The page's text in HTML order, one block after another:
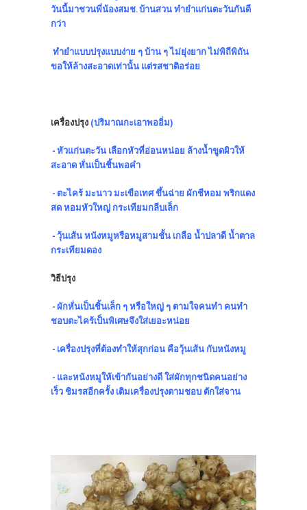
วันนี้มาชวนพี่น้องสมช. บ้านสวน ทำยำแก่นตะวันกันดี
กว่า
ทำยำแบบปรุงแบบง่าย ๆ บ้าน ๆ ไม่ยุ่งยาก ไม่พิถีพิถัน
ขอให้ล้างสะอาดเท่านั้น แต่รสชาติอร่อย
เครื่องปรุง (ปริมาณกะเอาพออิ่ม)
- หัวแก่นตะวัน เลือกหัวที่อ่อนหน่อย ล้างน้ำขูดผิวให้
สะอาด หั่นเป็นชิ้นพอคำ
- ตะไคร้ มะนาว มะเขือเทศ ขึ้นฉ่าย ผักชีหอม พริกแดง
สด หอมหัวใหญ่ กระเทียมกลีบเล็ก
- วุ้นเส้น หนังหมูหรือหมูสามชั้น เกลือ น้ำปลาดี น้ำตาล
กระเทียมดอง
วิธีปรุง
- ผักหั่นเป็นชิ้นเล็ก ๆ หรือใหญ่ ๆ ตามใจคนทำ คนทำ
ชอบตะไคร้เป็นพิเศษจึงใส่เยอะหน่อย
- เครื่องปรุงที่ต้องทำให้สุกก่อน คือวุ้นเส้น กับหนังหมู
- และหนังหมูให้เข้ากันอย่างดี ใส่ผักทุกชนิดคนอย่าง
เร็ว ชิมรสอีกครั้ง เติมเครื่องปรุงตามชอบ ตักใส่จาน